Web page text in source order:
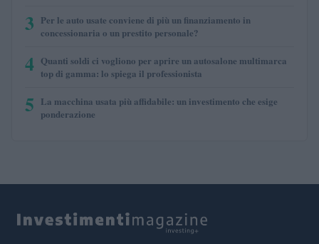
3 Per le auto usate conviene di più un finanziamento in
concessionaria o un prestito personale?
4 Quanti soldi ci vogliono per aprire un autosalone multimarca
top di gamma: lo spiega il professionista
5 La macchina usata più affidabile: un investimento che esige
ponderazione